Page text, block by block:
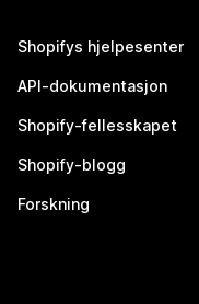
Shopifys hjelpesenter
API-dokumentasjon
Shopify-fellesskapet
Shopify-blogg
Forskning